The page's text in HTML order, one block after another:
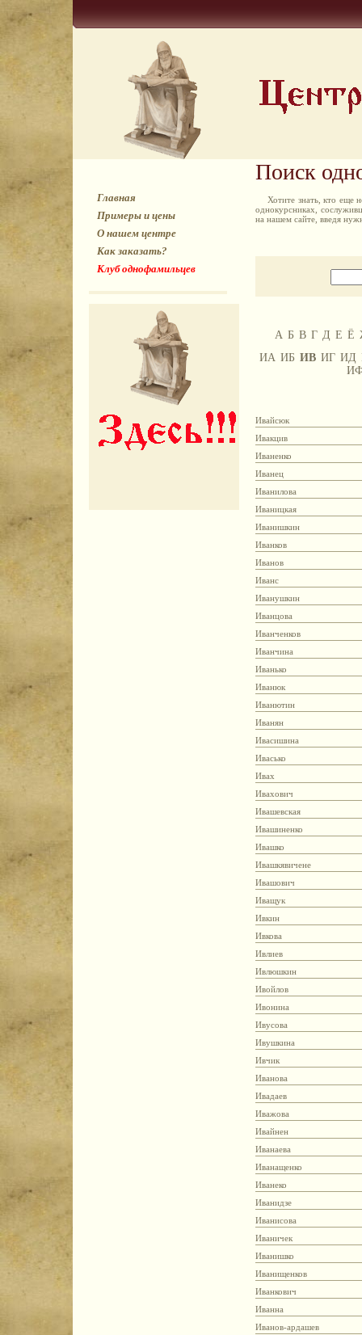
Главная
Примеры и цены
О нашем центре
Как заказать?
Клуб однофамильцев
Поиск
Хотите знать, кто еще
однокурсниках,
на нашем сайте, введя
А Б В Г Д Е Ё
ИА ИБ ИВ ИГ ИД
Ивайсюк
Ивакцив
Иваненко
Иванец
Иванилова
Иваницкая
Иванишкин
Иванков
Иванов
Иванс
Иванушкин
Иванцова
Иванченков
Иванчина
Иванько
Иванюк
Иванютин
Иванян
Ивасишина
Ивасько
Ивах
Ивахович
Ивашевская
Ивашиненко
Ивашко
Ивашкявичене
Ивашович
Иващук
Ивкин
Ивкова
Ивлиев
Ивлюшкин
Ивойлов
Ивонина
Ивусова
Ивушкина
Ивчик
Иванова
Ивадаев
Иважова
Ивайнен
Иванаева
Иванащенко
Иванеко
Иванидзе
Иванисова
Иваничек
Иванишко
Иванищенков
Иванкович
Иванна
Иванов-ардашев